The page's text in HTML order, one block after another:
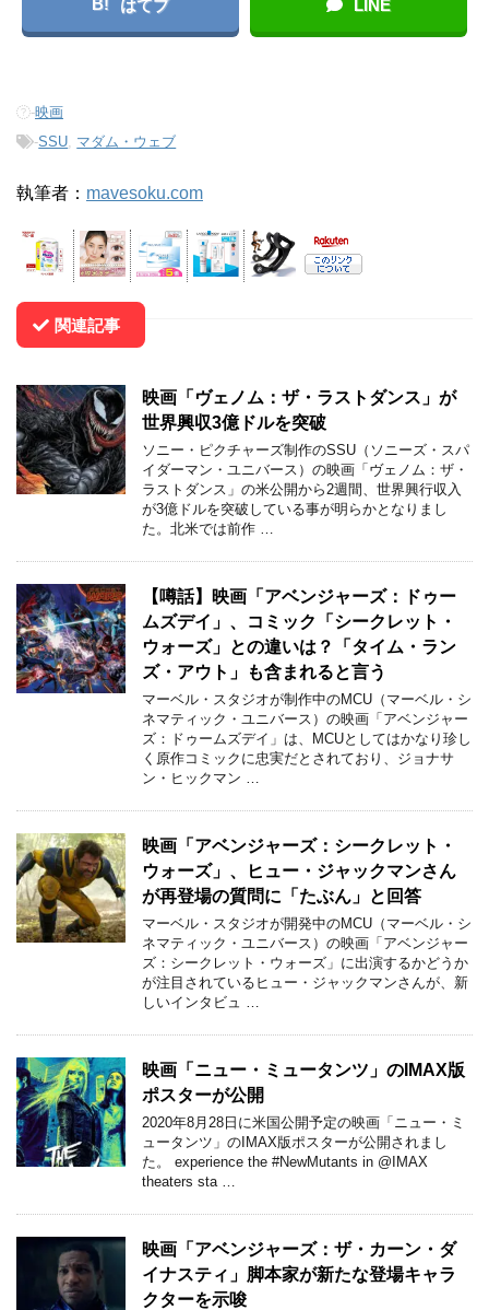
B! はてブ LINE
-映画
-SSU マダム・ウェブ
執筆者： mavesoku.com
関連記事
映画「ヴェノム：ザ・ラストダンス」が
世界興収3億ドルを突破
ソニー・ピクチャーズ制作のSSU（ソニーズ・スパ
イダーマン・ユニバース）の映画「ヴェノム：ザ・
ラストダンス」の米公開から2週間、世界興行収入
が3億ドルを突破している事が明らかとなりまし
た。北米では前作 …
【噂話】映画「アベンジャーズ：ドゥー
ムズデイ」、コミック「シークレット・
ウォーズ」との違いは？「タイム・ラン
ズ・アウト」も含まれると言う
マーベル・スタジオが制作中のMCU（マーベル・シ
ネマティック・ユニバース）の映画「アベンジャー
ズ：ドゥームズデイ」は、MCUとしてはかなり珍し
く原作コミックに忠実だとされており、ジョナサ
ン・ヒックマン …
映画「アベンジャーズ：シークレット・
ウォーズ」、ヒュー・ジャックマンさん
が再登場の質問に「たぶん」と回答
マーベル・スタジオが開発中のMCU（マーベル・シ
ネマティック・ユニバース）の映画「アベンジャー
ズ：シークレット・ウォーズ」に出演するかどうか
が注目されているヒュー・ジャックマンさんが、新
しいインタビュ …
映画「ニュー・ミュータンツ」のIMAX版
ポスターが公開
2020年8月28日に米国公開予定の映画「ニュー・ミ
ュータンツ」のIMAX版ポスターが公開されまし
た。 experience the #NewMutants in @IMAX
theaters sta …
映画「アベンジャーズ：ザ・カーン・ダ
イナスティ」脚本家が新たな登場キャラ
クターを示唆